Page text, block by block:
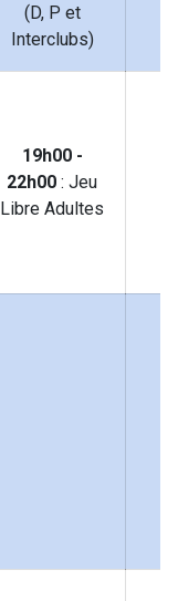
(D, P et
Interclubs)
19h00 -
22h00 : Jeu
Libre Adultes